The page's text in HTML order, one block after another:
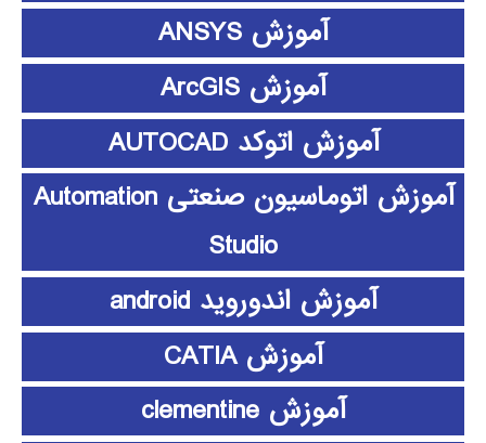
آموزش ANSYS
آموزش ArcGIS
آموزش اتوکد AUTOCAD
آموزش اتوماسیون صنعتی Automation
Studio
آموزش اندوروید android
آموزش CATIA
آموزش clementine